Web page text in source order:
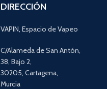
DIRECCIÓN
VAPIN, Espacio de Vapeo
C/Alameda de San Antón,
38, Bajo 2,
30205, Cartagena,
Murcia